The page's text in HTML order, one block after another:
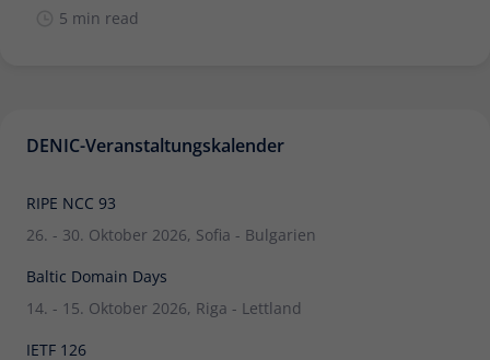
5 min read
DENIC-Veranstaltungskalender
RIPE NCC 93
26. - 30. Oktober 2026, Sofia - Bulgarien
Baltic Domain Days
14. - 15. Oktober 2026, Riga - Lettland
IETF 126